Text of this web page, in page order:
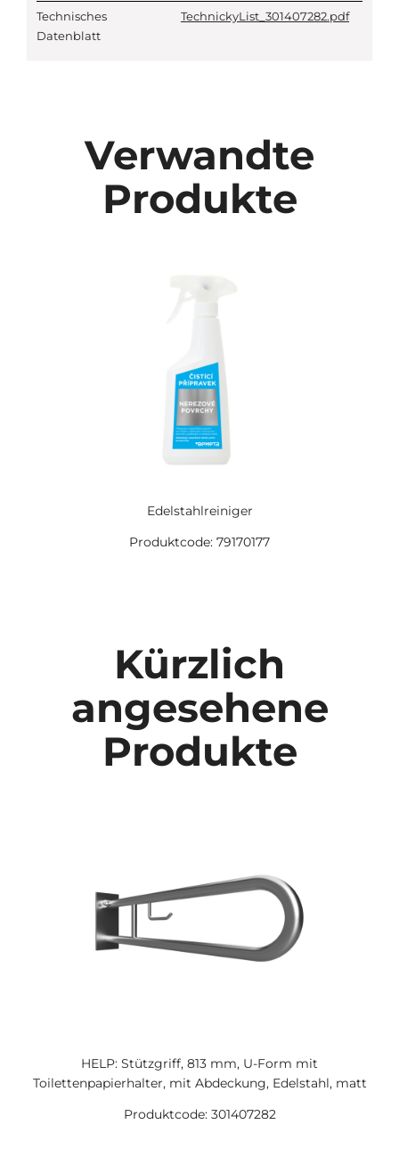
Technisches
Datenblatt
TechnickyList_301407282.pdf
Verwandte
Produkte
Edelstahlreiniger
Produktcode: 79170177
Kürzlich
angesehene
Produkte
HELP: Stützgriff, 813 mm, U-Form mit
Toilettenpapierhalter, mit Abdeckung, Edelstahl, matt
Produktcode: 301407282